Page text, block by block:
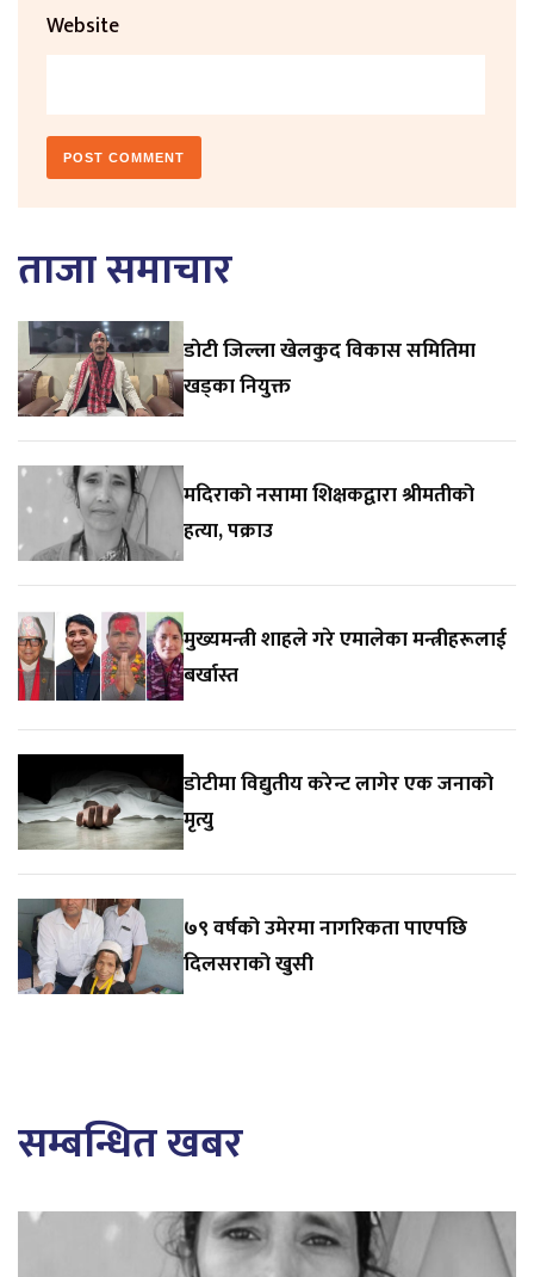
Website
ताजा समाचार
डाेटी जिल्ला खेलकुद विकास समितिमा
खड्का नियुक्त
मदिराको नसामा शिक्षकद्वारा श्रीमतीको
हत्या, पक्राउ
मुख्यमन्त्री शाहले गरे एमालेका मन्त्रीहरूलाई
बर्खास्त
डोटीमा विद्युतीय करेन्ट लागेर एक जनाको
मृत्यु
७९ वर्षको उमेरमा नागरिकता पाएपछि
दिलसराको खुसी
सम्बन्धित खबर